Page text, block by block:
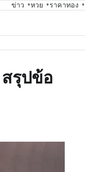
ข่าว หวย ราคาทอง
รุปข้อ